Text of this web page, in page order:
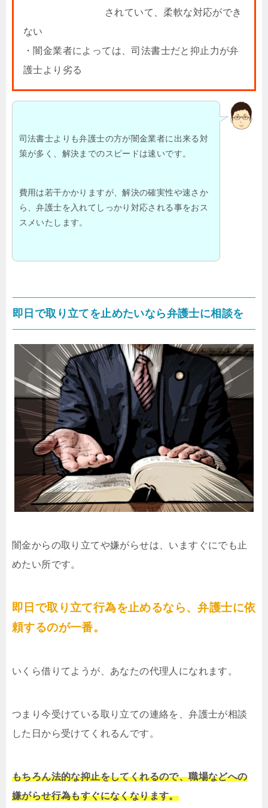
されていて、柔軟な対応ができ
ない
・闇金業者によっては、司法書士だと抑止力が弁
護士より劣る
司法書士よりも弁護士の方が闇金業者に出来る対
策が多く、解決までのスピードは速いです。
費用は若干かかりますが、解決の確実性や速さか
ら、弁護士を入れてしっかり対応される事をおス
スメいたします。
即日で取り立てを止めたいなら弁護士に相談を
闇金からの取り立てや嫌がらせは、いますぐにでも止
めたい所です。
即日で取り立て行為を止めるなら、弁護士に依
頼するのが一番。
いくら借りてようが、あなたの代理人になれます。
つまり今受けている取り立ての連絡を、弁護士が相談
した日から受けてくれるんです。
もちろん法的な抑止をしてくれるので、職場などへの
嫌がらせ行為もすぐになくなります。